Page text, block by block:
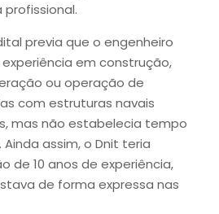
previa que o engenheiro
em construção,
ou operação de
com estruturas navais
mas não estabelecia tempo
assim, o Dnit teria
de 10 anos de experiência,
de forma expressa nas